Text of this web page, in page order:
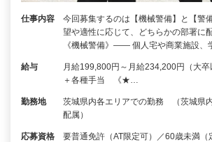
仕事内容
今回募集するのは【機械警備】と【警
望や適性に応じて、どちらかの部署
《機械警備》―― 個人宅や商業施設、
給与
月給199,800円～月給234,200円（大卒
＋各種手当 《★…
勤務地
茨城県内各エリアでの勤務 （茨城県
配属）
応募資格
要普通免許（AT限定可）／60歳未満（